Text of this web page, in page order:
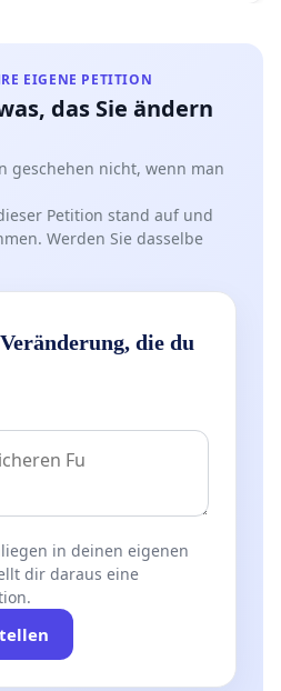
EIGENE PETITION
das Sie ändern
geschehen nicht, wenn man
Petition stand auf und
Werden Sie dasselbe
die du
in deinen eigenen
dir daraus eine